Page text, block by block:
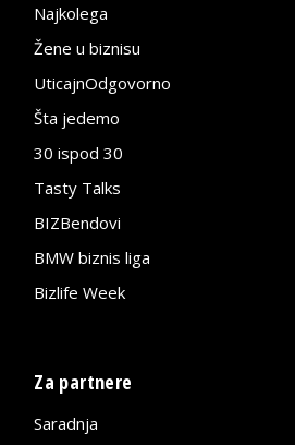
Najkolega
Žene u biznisu
UticajnOdgovorno
Šta jedemo
30 ispod 30
Tasty Talks
BIZBendovi
BMW biznis liga
Bizlife Week
Za partnere
Saradnja